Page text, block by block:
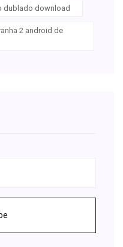
dublado download
2 android de